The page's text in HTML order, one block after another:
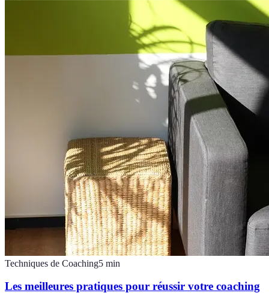
Techniques de Coaching5 min
Les meilleures pratiques pour réussir votre coaching